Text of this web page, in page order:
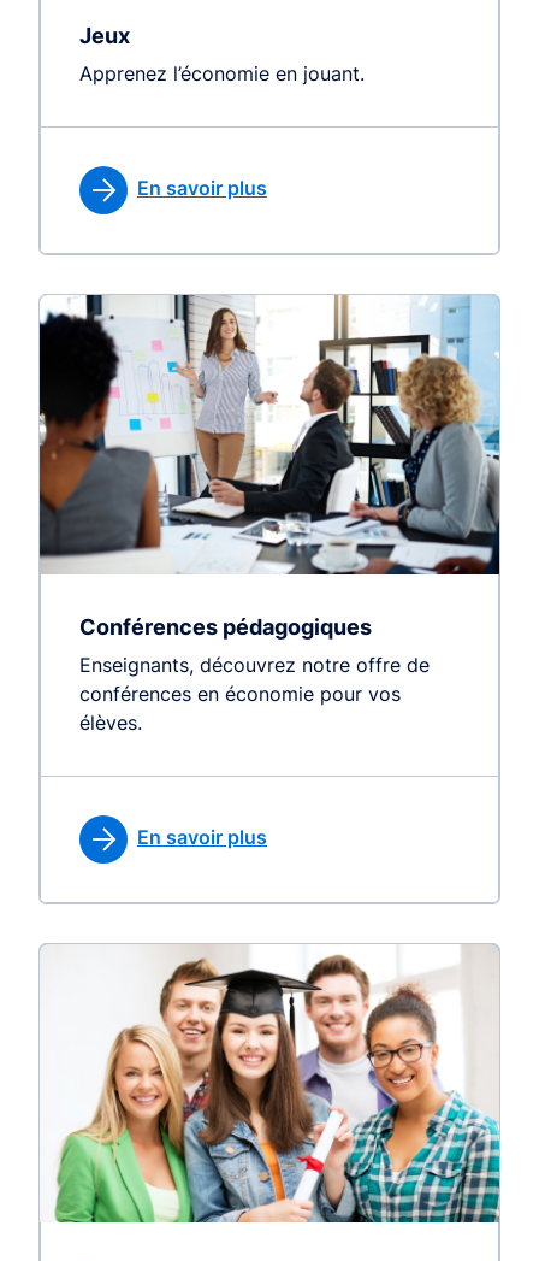
Jeux
Apprenez l’économie en jouant.
En savoir plus
Conférences pédagogiques
Enseignants, découvrez notre offre de
conférences en économie pour vos
élèves.
En savoir plus